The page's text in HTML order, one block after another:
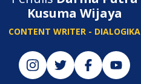
Kusuma Wijaya
CONTENT WRITER - DIALOGIKA